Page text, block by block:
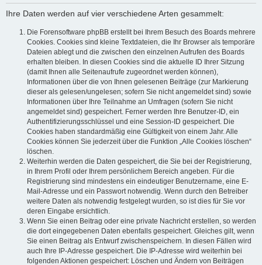
Ihre Daten werden auf vier verschiedene Arten gesammelt:
Die Forensoftware phpBB erstellt bei Ihrem Besuch des Boards mehrere
Cookies. Cookies sind kleine Textdateien, die Ihr Browser als temporäre
Dateien ablegt und die zwischen den einzelnen Aufrufen des Boards
erhalten bleiben. In diesen Cookies sind die aktuelle ID Ihrer Sitzung
(damit Ihnen alle Seitenaufrufe zugeordnet werden können),
Informationen über die von Ihnen gelesenen Beiträge (zur Markierung
dieser als gelesen/ungelesen; sofern Sie nicht angemeldet sind) sowie
Informationen über Ihre Teilnahme an Umfragen (sofern Sie nicht
angemeldet sind) gespeichert. Ferner werden Ihre Benutzer-ID, ein
Authentifizierungsschlüssel und eine Session-ID gespeichert. Die
Cookies haben standardmäßig eine Gültigkeit von einem Jahr. Alle
Cookies können Sie jederzeit über die Funktion „Alle Cookies löschen“
löschen.
Weiterhin werden die Daten gespeichert, die Sie bei der Registrierung,
in Ihrem Profil oder Ihrem persönlichem Bereich angeben. Für die
Registrierung sind mindestens ein eindeutiger Benutzername, eine E-
Mail-Adresse und ein Passwort notwendig. Wenn durch den Betreiber
weitere Daten als notwendig festgelegt wurden, so ist dies für Sie vor
deren Eingabe ersichtlich.
Wenn Sie einen Beitrag oder eine private Nachricht erstellen, so werden
die dort eingegebenen Daten ebenfalls gespeichert. Gleiches gilt, wenn
Sie einen Beitrag als Entwurf zwischenspeichern. In diesen Fällen wird
auch Ihre IP-Adresse gespeichert. Die IP-Adresse wird weiterhin bei
folgenden Aktionen gespeichert: Löschen und Ändern von Beiträgen